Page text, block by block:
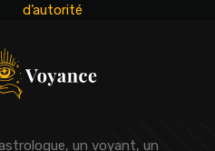
d’autorité
un voyant, un